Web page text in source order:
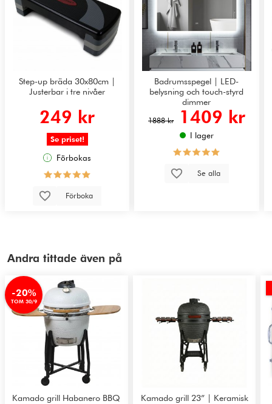
Step-up bräda 30x80cm |
Justerbar i tre nivåer
249 kr
Se priset!
Förbokas
Förboka
Badrumsspegel | LED-
belysning och touch-styrd
dimmer
1888 kr 1409 kr
I lager
Se alla
Andra tittade även på
-20%
TOM 30/9
Kamado grill Habanero BBQ
Kamado grill 23” | Keramisk